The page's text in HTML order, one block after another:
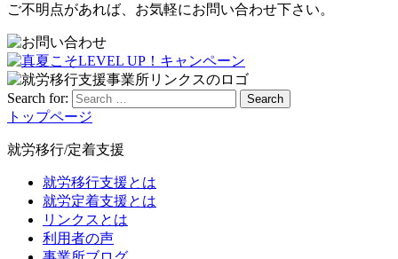
ご不明点があれば、お気軽にお問い合わせ下さい。
Search for: Search
トップページ
就労移行/定着支援
就労移行支援とは
就労定着支援とは
リンクスとは
利用者の声